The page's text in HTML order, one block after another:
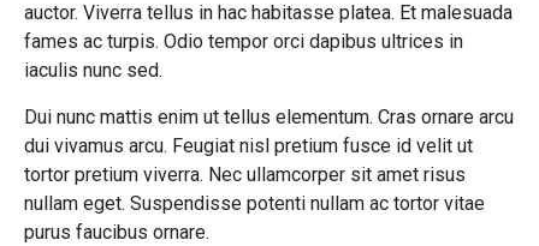
auctor. Viverra tellus in hac habitasse platea. Et malesuada
fames ac turpis. Odio tempor orci dapibus ultrices in
iaculis nunc sed.
Dui nunc mattis enim ut tellus elementum. Cras ornare arcu
dui vivamus arcu. Feugiat nisl pretium fusce id velit ut
tortor pretium viverra. Nec ullamcorper sit amet risus
nullam eget. Suspendisse potenti nullam ac tortor vitae
purus faucibus ornare.